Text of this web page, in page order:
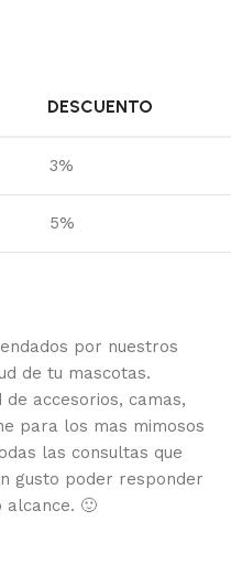
DESCUENTO
3%
5%
por nuestros
de tu mascotas.
accesorios, camas,
para los mas mimosos
las consultas que
gusto poder responder
alcance. 🙂